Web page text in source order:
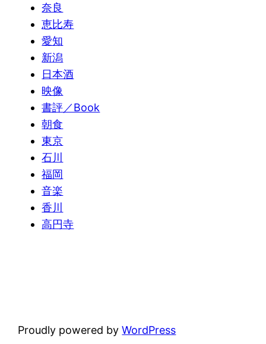
奈良
恵比寿
愛知
新潟
日本酒
映像
書評／Book
朝食
東京
石川
福岡
音楽
香川
高円寺
Proudly powered byWordPress